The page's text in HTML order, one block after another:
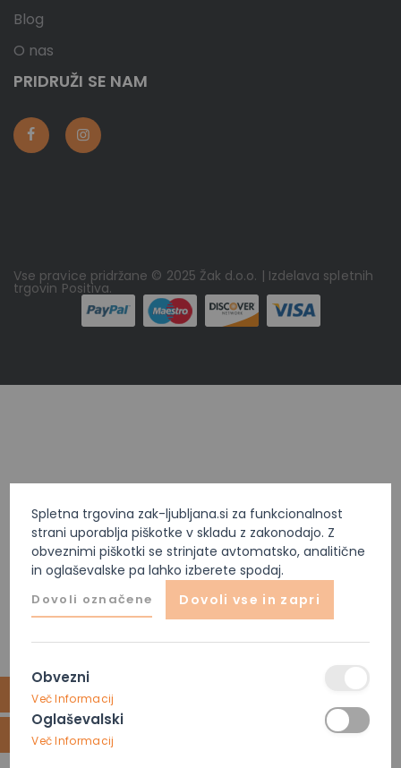
Obvezni
Več Informacij
Oglaševalski
Več Informacij
Spletna trgovina zak-ljubljana.si za funkcionalnost
strani uporablja piškotke v skladu z zakonodajo. Z
obveznimi piškotki se strinjate avtomatsko, analitične
in oglaševalske pa lahko izberete spodaj.
Dovoli označene Dovoli vse in zapri
Blog
O nas
PRIDRUŽI SE NAM
Vse pravice pridržane © 2025 Žak d.o.o. | Izdelava spletnih
trgovin Positiva.